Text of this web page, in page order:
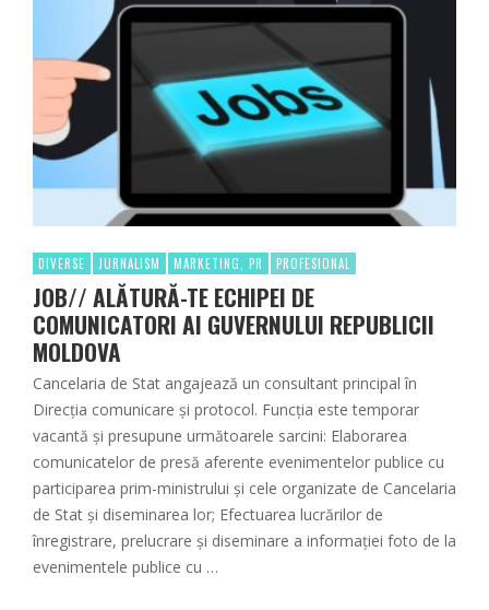
DIVERSE JURNALISM MARKETING, PR PROFESIONAL
JOB// ALĂTURĂ-TE ECHIPEI DE
COMUNICATORI AI GUVERNULUI REPUBLICII
MOLDOVA
Cancelaria de Stat angajează un consultant principal în
Direcția comunicare şi protocol. Funcția este temporar
vacantă și presupune următoarele sarcini: Elaborarea
comunicatelor de presă aferente evenimentelor publice cu
participarea prim-ministrului şi cele organizate de Cancelaria
de Stat şi diseminarea lor; Efectuarea lucrărilor de
înregistrare, prelucrare şi diseminare a informaţiei foto de la
evenimentele publice cu …